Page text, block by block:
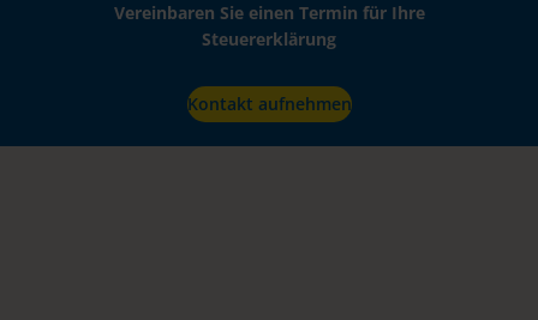
Vereinbaren Sie einen Termin für Ihre
Steuererklärung
Kontakt aufnehmen